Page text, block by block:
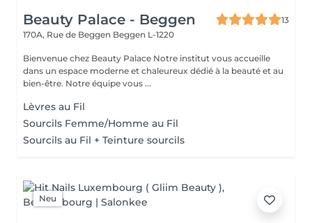
Beauty Palace - Beggen
13
170A, Rue de Beggen Beggen L-1220
Bienvenue chez Beauty Palace Notre institut vous accueille
dans un espace moderne et chaleureux dédié à la beauté et au
bien-être. Notre équipe vous ...
Lèvres au Fil
Sourcils Femme/Homme au Fil
Sourcils au Fil + Teinture sourcils
Neu